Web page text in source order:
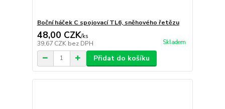
Boční háček C spojovací TL6, sněhového řetězu
48,00 CZK/ks
39,67 CZK bez DPH Skladem
Přidat do košíku